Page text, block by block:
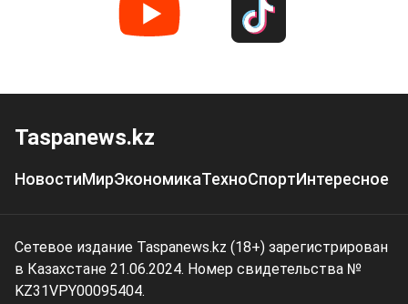
Taspanews.kz
НовостиМирЭкономикаТехноСпортИнтересное
Сетевое издание Taspanews.kz (18+) зарегистрирован
в Казахстане 21.06.2024. Номер свидетельства №
KZ31VPY00095404.